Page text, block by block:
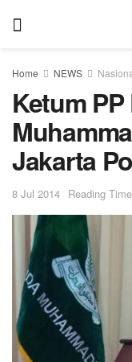
Home NEWS
Ketum
Jakarta
8 Jul 2014 Reading